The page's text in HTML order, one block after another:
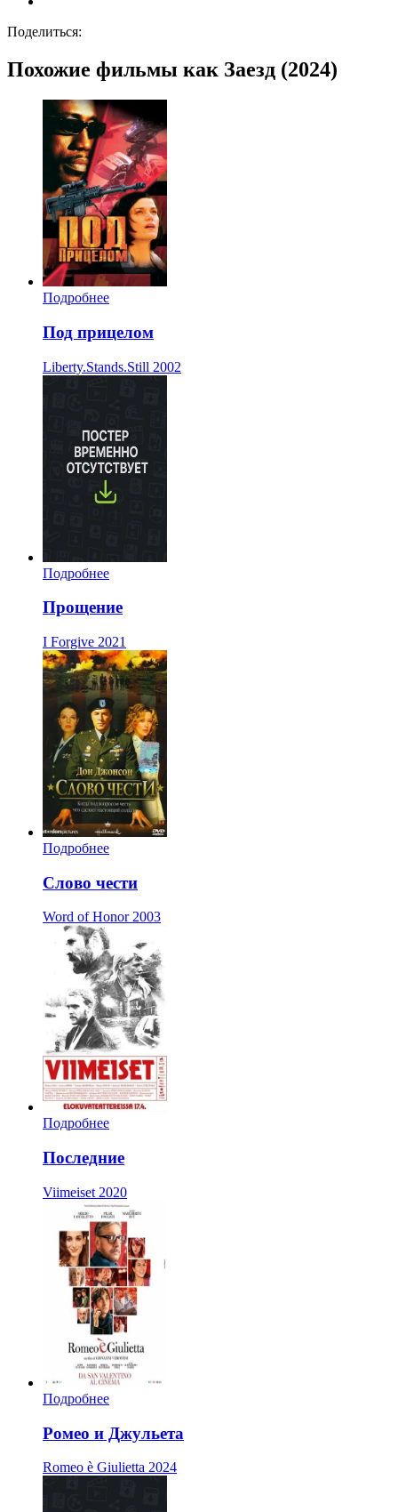
Поделиться:
Похожие фильмы как Заезд (2024)
Подробнее
Под прицелом
Liberty.Stands.Still 2002
Подробнее
Прощение
I Forgive 2021
Подробнее
Слово чести
Word of Honor 2003
Подробнее
Последние
Viimeiset 2020
Подробнее
Ромео и Джульета
Romeo è Giulietta 2024